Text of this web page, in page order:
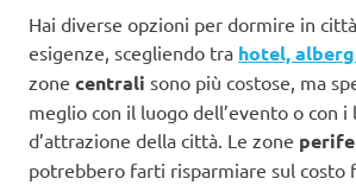
Hai diverse opzioni per dormire in
esigenze, scegliendo tra hotel,
zone centrali sono più costose, ma
meglio con il luogo dell’evento o con i
d’attrazione della città. Le zone
potrebbero farti risparmiare sul costo